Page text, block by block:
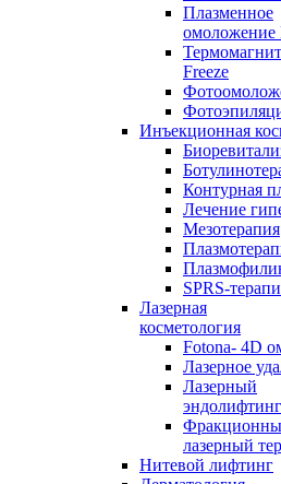
Плазменное
омоложение
Freeze
Инъекционная
Контурная
Лечение
Мезотерапия
SPRS-
Лазерная
косметология
Fotona- 4D
Лазерное
Лазерный
лазерный
Нитевой лифтинг